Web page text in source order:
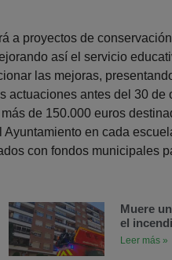
a proyectos de
así el servicio
las mejoras,
actuaciones antes del 30 de
de 150.000 euros
en cada
con fondos municipales
Muere
el
Leer más »